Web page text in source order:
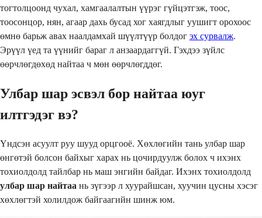
тогтолцоонд чухал, хамгаалалтын үүрэг гүйцэтгэж, тоос,
тоосонцор, нян, агаар дахь бусад хог хаягдлыг уушигт орохоос
өмнө барьж авах наалдамхай шүүлтүүр болдог эх сурвалж.
Эрүүл үед та үүнийг бараг л анзаардаггүй. Гэхдээ зүйлс
өөрчлөгдөхөд найтаа ч мөн өөрчлөгддөг.
Улбар шар эсвэл бор найтаа юуг
илтгэдэг вэ?
Үндсэн асуулт руу шууд орцгооё. Хөхлөгийн тань улбар шар
өнгөтэй болсон байхыг харах нь цочирдуулж болох ч ихэнх
тохиолдолд тайлбар нь маш энгийн байдаг. Ихэнх тохиолдолд
улбар шар найтаа нь зүгээр л хуурайшсан, хуучин цусны хэсэг
хөхлөгтэй холилдож байгаагийн шинж юм.